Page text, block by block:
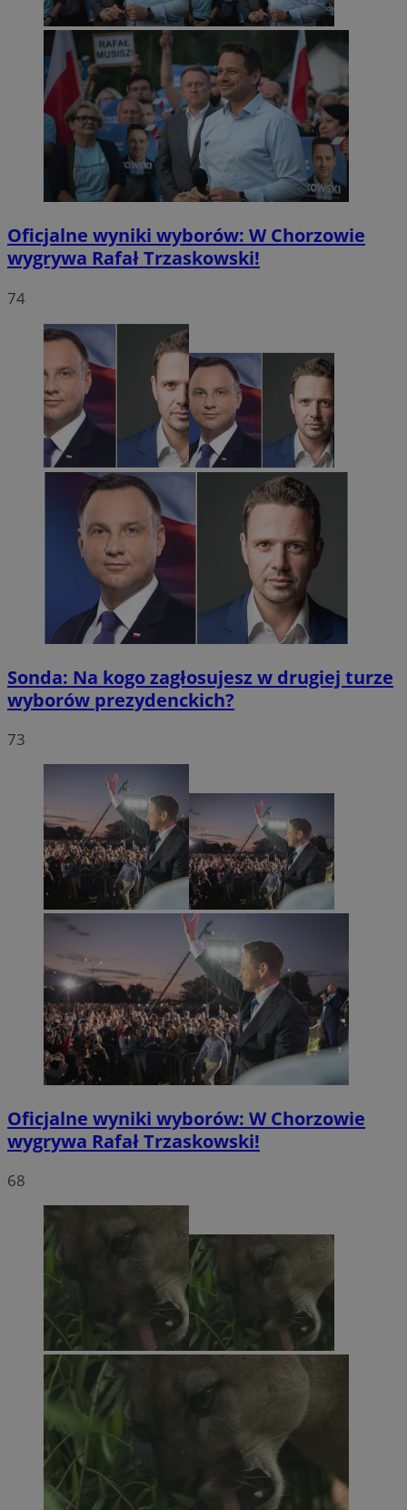
Oficjalne wyniki wyborów: W Chorzowie
wygrywa Rafał Trzaskowski!
74
Sonda: Na kogo zagłosujesz w drugiej turze
wyborów prezydenckich?
73
Oficjalne wyniki wyborów: W Chorzowie
wygrywa Rafał Trzaskowski!
68